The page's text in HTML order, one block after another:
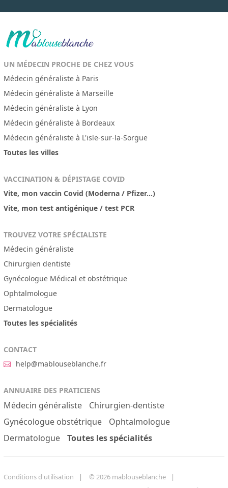
UN MÉDECIN PROCHE DE CHEZ VOUS
Médecin généraliste à Paris
Médecin généraliste à Marseille
Médecin généraliste à Lyon
Médecin généraliste à Bordeaux
Médecin généraliste à L'isle-sur-la-Sorgue
Toutes les villes
VACCINATION & DÉPISTAGE COVID
Vite, mon vaccin Covid (Moderna / Pfizer...)
Vite, mon test antigénique / test PCR
TROUVEZ VOTRE SPÉCIALISTE
Médecin généraliste
Chirurgien dentiste
Gynécologue Médical et obstétrique
Ophtalmologue
Dermatologue
Toutes les spécialités
CONTACT
help@mablouseblanche.fr
ANNUAIRE DES PRATICIENS
Médecin généraliste
Chirurgien-dentiste
Gynécologue obstétrique
Ophtalmologue
Dermatologue
Toutes les spécialités
Conditions d'utilisation
© 2026 mablouseblanche